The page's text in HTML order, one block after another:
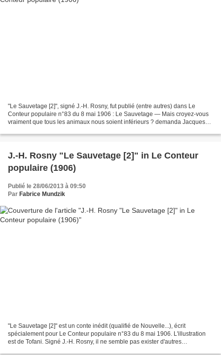
"Le Sauvetage [2]", signé J.-H. Rosny, fut publié (entre autres) dans Le
Conteur populaire n°83 du 8 mai 1906 : Le Sauvetage — Mais croyez-vous
vraiment que tous les animaux nous soient inférieurs ? demanda Jacques
J.-H. Rosny "Le Sauvetage [2]" in Le Conteur
populaire (1906)
Publié le 28/06/2013 à 09:50
Par Fabrice Mundzik
"Le Sauvetage [2]" est un conte inédit (qualifié de Nouvelle...), écrit
spécialement pour Le Conteur populaire n°83 du 8 mai 1906. L'illustration
est de Tofani. Signé J.-H. Rosny, il ne semble pas exister d'autres